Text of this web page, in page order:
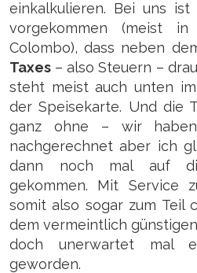
einkalkulieren. Bei uns
vorgekommen (meist in
Colombo), dass neben
Taxes – also Steuern –
steht meist auch unten
der Speisekarte. Und die
ganz ohne – wir
nachgerechnet aber ich
dann noch mal auf
gekommen. Mit Service
somit also sogar zum Teil
dem vermeintlich
doch unerwartet mal
geworden.